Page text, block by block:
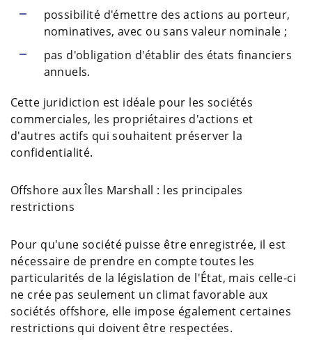
possibilité d'émettre des actions au porteur,
nominatives, avec ou sans valeur nominale ;
pas d'obligation d'établir des états financiers
annuels.
Cette juridiction est idéale pour les sociétés
commerciales, les propriétaires d'actions et
d'autres actifs qui souhaitent préserver la
confidentialité.
Offshore aux Îles Marshall : les principales
restrictions
Pour qu'une société puisse être enregistrée, il est
nécessaire de prendre en compte toutes les
particularités de la législation de l'État, mais celle-ci
ne crée pas seulement un climat favorable aux
sociétés offshore, elle impose également certaines
restrictions qui doivent être respectées.